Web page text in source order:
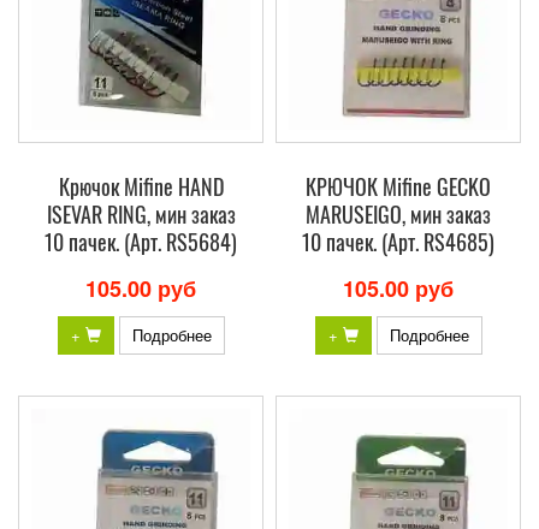
Крючок Mifine HAND
ISEVAR RING, мин заказ
10 пачек. (Арт. RS5684)
105.00 руб
+ Подробнее
КРЮЧОК Mifine GECKO
MARUSEIGO, мин заказ
10 пачек. (Арт. RS4685)
105.00 руб
+ Подробнее